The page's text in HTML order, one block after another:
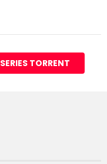
SERIES TORRENT